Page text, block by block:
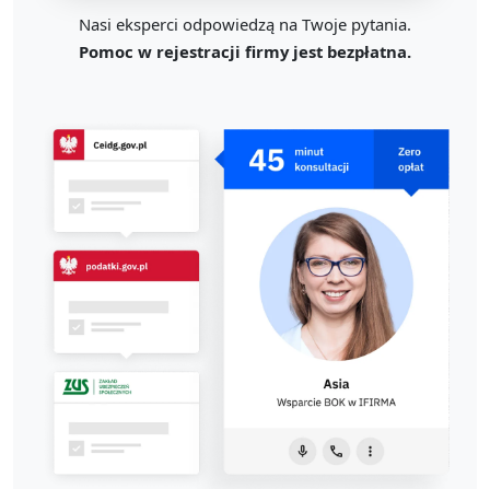
Nasi eksperci odpowiedzą na Twoje pytania.
Pomoc w rejestracji firmy jest bezpłatna.